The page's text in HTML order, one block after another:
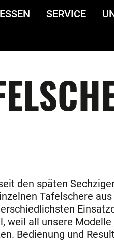
SERVICE
den späten
Tafelschere
weil all unsere
Bedienung und